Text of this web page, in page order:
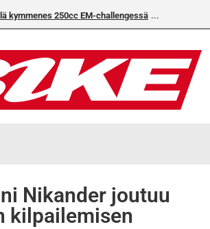
kymmenes 250cc EM-challengessä
Nikander joutuu
kilpailemisen